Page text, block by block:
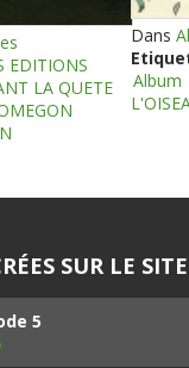
EDITIONS
LA QUETE
Dans
Album
SUR LE SITE
5